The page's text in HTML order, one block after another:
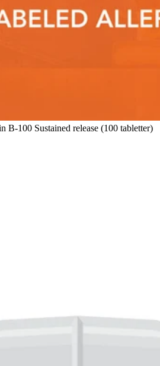
B-100 Sustained release (100 tabletter)